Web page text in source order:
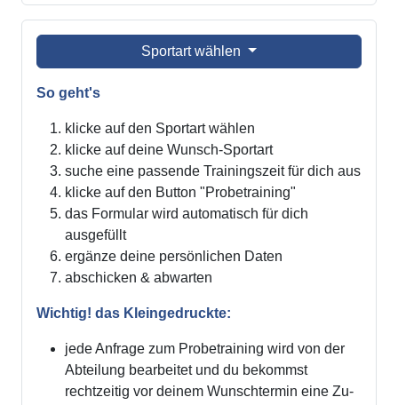
Sportart wählen
So geht's
klicke auf den Sportart wählen
klicke auf deine Wunsch-Sportart
suche eine passende Trainingszeit für dich aus
klicke auf den Button "Probetraining"
das Formular wird automatisch für dich
ausgefüllt
ergänze deine persönlichen Daten
abschicken & abwarten
Wichtig! das Kleingedruckte:
jede Anfrage zum Probetraining wird von der
Abteilung bearbeitet und du bekommst
rechtzeitig vor deinem Wunschtermin eine Zu-